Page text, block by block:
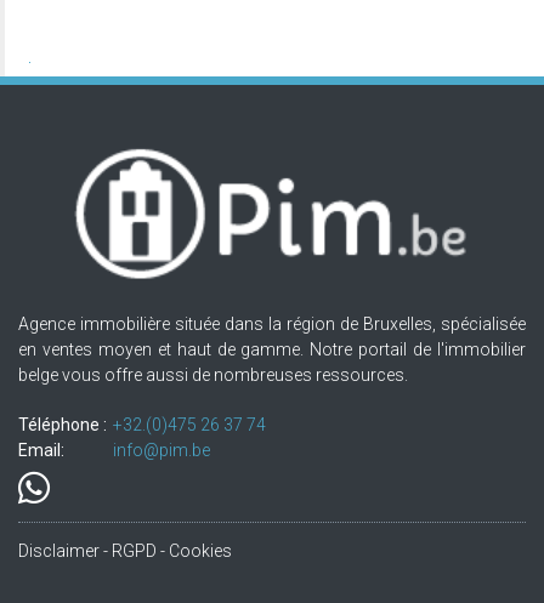
Agence immobilière située dans la région de Bruxelles, spécialisée
en ventes moyen et haut de gamme. Notre portail de l'immobilier
belge vous offre aussi de nombreuses ressources.
Téléphone : +32.(0)475 26 37 74
Email:
info@pim.be
Disclaimer - RGPD - Cookies